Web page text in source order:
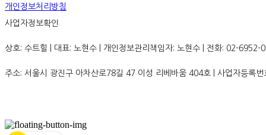
개인정보처리방침
사업자정보확인
상호: 수트힐 | 대표: 노현수 | 개인정보관리책임자: 노현수 | 전화: 02-
주소: 서울시 광진구 아차산로78길 47 이성 리베바움 404호 | 사업자등록